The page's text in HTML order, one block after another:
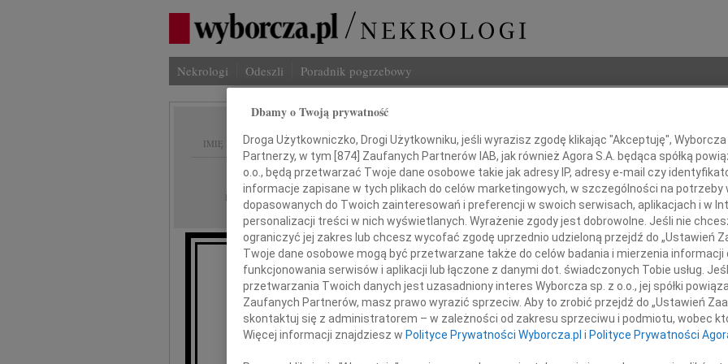
Nekrologi Odeszli Poradnik pogrzebowy
IMIĘ I NAZWISKO:
REGION: Warszawa
DATA EMISJI: 05.09.2009
Serdeczne wyrazy współczucia
oraz słowa otuchy w tym trudnym czasie
Imię i
INNE
Asia
Asia
Z
W
Dbamy o Twoją prywatność
Droga Użytkowniczko, Drogi Użytkowniku, jeśli wyrazisz zgodę klikając "Akceptuję",
Partnerzy, w tym [ 874 ] Zaufanych Partnerów IAB, jak również Agora S.A. będąca spółką
o.o., będą przetwarzać Twoje dane osobowe takie jak adresy IP, adresy e-mail czy
informacje zapisane w tych plikach do celów marketingowych, w szczególności na potrzeby
dopasowanych do Twoich zainteresowań i preferencji w swoich serwisach, aplikacjach i w
personalizacji treści w nich wyświetlanych. Wyrażenie zgody jest dobrowolne. Jeśli nie
ograniczyć jej zakres lub chcesz wycofać zgodę uprzednio udzieloną przejdź do „Ustawień
Twoje dane osobowe mogą być przetwarzane także do celów badania i mierzenia
funkcjonowania serwisów i aplikacji lub łączone z danymi dot. świadczonych Tobie usług.
przetwarzania Twoich danych jest uzasadniony interes Wyborcza sp. z o.o., jej spółki
Zaufanych Partnerów, masz prawo wyrazić sprzeciw. Aby to zrobić przejdź do „Ustawień
skontaktuj się z administratorem – w zależności od zakresu sprzeciwu i podmiotu, wobec
Więcej informacji znajdziesz w Polityce Prywatności Wyborcza.pl i Polityce Prywatności